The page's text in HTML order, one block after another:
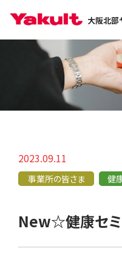
大阪北部
2023.09.11
事業所の皆さま 健
New☆健康セ